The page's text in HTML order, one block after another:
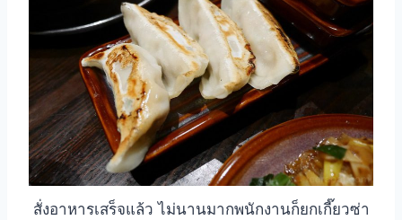
สั่งอาหารเสร็จแล้ว ไม่นานมากพนักงานก็ยกเกี๊ยวซ่า